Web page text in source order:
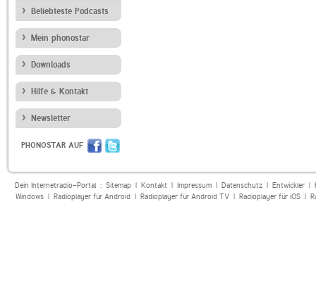
Beliebteste Podcasts
Mein phonostar
Downloads
Hilfe & Kontakt
Newsletter
PHONOSTAR AUF
Dein Internetradio-Portal : Sitemap| Kontakt| Impressum| Datenschutz| Entwickler|
Windows| Radioplayer für Android| Radioplayer für Android TV| Radioplayer für iOS|